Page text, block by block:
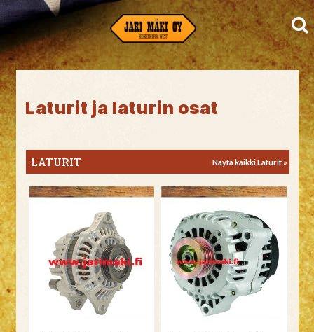
Laturit ja laturin osat
LATURIT Näytä kaikki Laturit »